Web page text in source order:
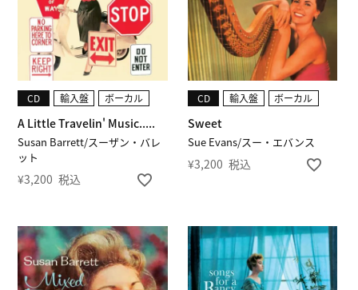
Susan Barrett/スーザン・バレ
ット
A Little Travelin' Music.....
CD 輸入盤 ボーカル
¥3,200 税込
Sue Evans/スー・エバンス
Sweet
CD 輸入盤 ボーカル
¥3,200 税込